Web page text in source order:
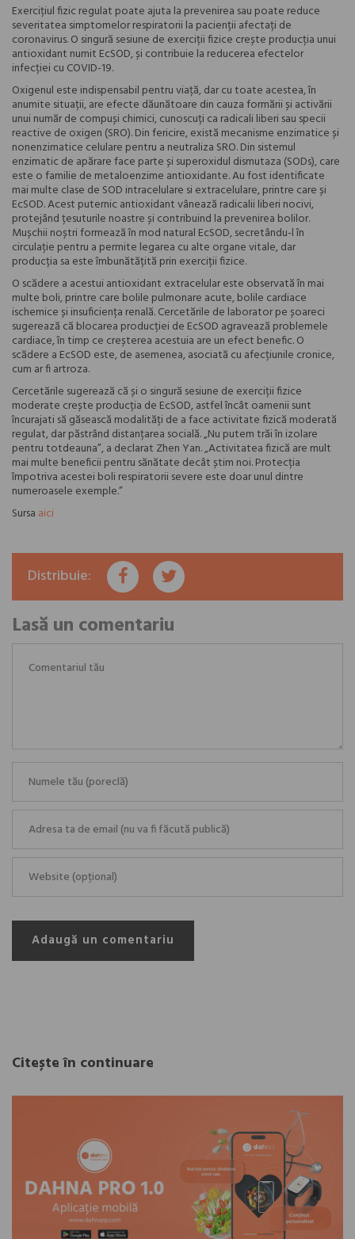
Exercițiul fizic regulat poate ajuta la prevenirea sau poate reduce
severitatea simptomelor respiratorii la pacienții afectați de
coronavirus. O singură sesiune de exerciții fizice crește producția unui
antioxidant numit EcSOD, și contribuie la reducerea efectelor
infecției cu COVID-19.
Oxigenul este indispensabil pentru viață, dar cu toate acestea, în
anumite situații, are efecte dăunătoare din cauza formării și activării
unui număr de compuși chimici, cunoscuți ca radicali liberi sau specii
reactive de oxigen (SRO). Din fericire, există mecanisme enzimatice și
nonenzimatice celulare pentru a neutraliza SRO. Din sistemul
enzimatic de apărare face parte și superoxidul dismutaza (SODs), care
este o familie de metaloenzime antioxidante. Au fost identificate
mai multe clase de SOD intracelulare si extracelulare, printre care și
EcSOD. Acest puternic antioxidant vânează radicalii liberi nocivi,
protejând țesuturile noastre și contribuind la prevenirea bolilor.
Mușchii noștri formează în mod natural EcSOD, secretându-l în
circulație pentru a permite legarea cu alte organe vitale, dar
producția sa este îmbunătățită prin exerciții fizice.
O scădere a acestui antioxidant extracelular este observată în mai
multe boli, printre care bolile pulmonare acute, bolile cardiace
ischemice și insuficiența renală. Cercetările de laborator pe șoareci
sugerează că blocarea producției de EcSOD agravează problemele
cardiace, în timp ce creșterea acestuia are un efect benefic. O
scădere a EcSOD este, de asemenea, asociată cu afecțiunile cronice,
cum ar fi artroza.
Cercetările sugerează că și o singură sesiune de exerciții fizice
moderate crește producția de EcSOD, astfel încât oamenii sunt
încurajati să găsească modalități de a face activitate fizică moderată
regulat, dar păstrând distanțarea socială. „Nu putem trăi în izolare
pentru totdeauna”, a declarat Zhen Yan. „Activitatea fizică are mult
mai multe beneficii pentru sănătate decât știm noi. Protecția
împotriva acestei boli respiratorii severe este doar unul dintre
numeroasele exemple.”
Sursa aici
Distribuie:
Lasă un comentariu
Adaugă un comentariu
Citește în continuare